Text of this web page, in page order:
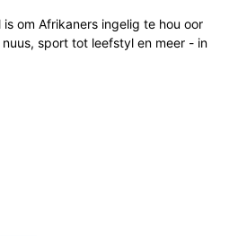
om Afrikaners ingelig te hou oor
sport tot leefstyl en meer - in